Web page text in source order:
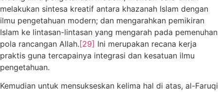
melakukan sintesa kreatif antara khazanah Islam dengan
ilmu pengetahuan modern; dan mengarahkan pemikiran
Islam ke lintasan-lintasan yang mengarah pada pemenuhan
pola rancangan Allah. [29] Ini merupakan recana kerja
praktis guna tercapainya integrasi dan kesatuan ilmu
pengetahuan.
Kemudian untuk mensukseskan kelima hal di atas, al-Faruqi